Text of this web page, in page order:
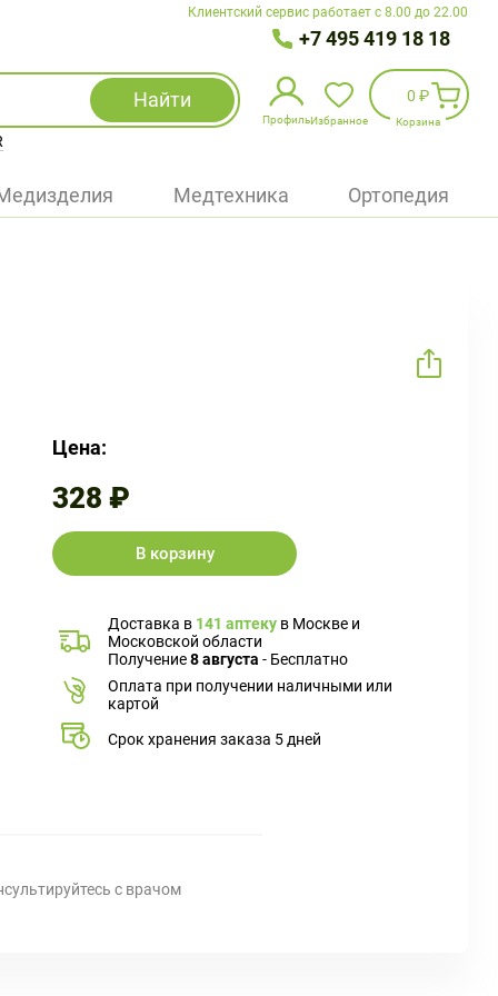
Клиентский сервис работает с 8.00 до 22.00
+7 495 419 18 18
Найти
Профиль
Избранное
Войти
Избранное
0 ₽
Корзина
Медтехника Ортопедия
Цена:
328 ₽
В корзину
Доставка в 141 аптеку в Москве и
Московской области
Получение8 августа - Бесплатно
Оплата при получении наличными или
картой
Срок хранения заказа 5 дней
с врачом